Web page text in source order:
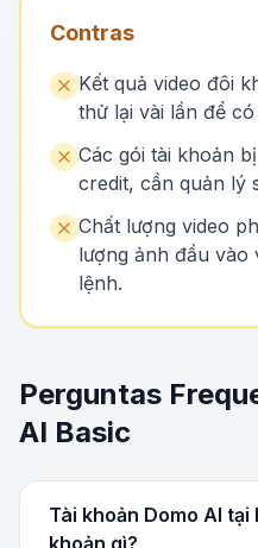
Contras
Kết quả video đôi
thử lại vài lần để
Các gói tài khoản
credit, cần quản lý
Chất lượng video
lượng ảnh đầu vào
lệnh.
Perguntas
AI Basic
Tài khoản Domo AI
khoản gì?